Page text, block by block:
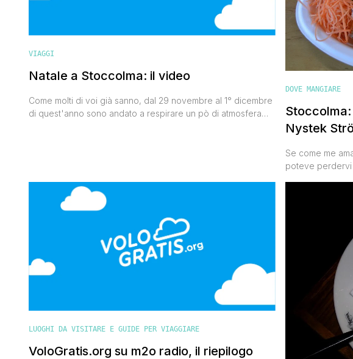
VIAGGI
Natale a Stoccolma: il video
Come molti di voi già sanno, dal 29 novembre al 1° dicembre
di quest'anno sono andato a respirare un pò di atmosfera
DOVE MANGIARE
Nystek
Se come me
poteve perdervi
burro e servite
piatto con
LUOGHI DA VISITARE E GUIDE PER VIAGGIARE
VoloGratis.org su m2o radio, il riepilogo